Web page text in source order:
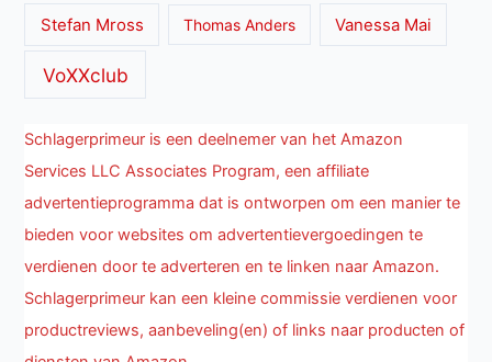
Stefan Mross Thomas Anders Vanessa Mai
VoXXclub
Schlagerprimeur is een deelnemer van het Amazon
Services LLC Associates Program, een affiliate
advertentieprogramma dat is ontworpen om een manier te
bieden voor websites om advertentievergoedingen te
verdienen door te adverteren en te linken naar Amazon.
Schlagerprimeur kan een kleine commissie verdienen voor
productreviews, aanbeveling(en) of links naar producten of